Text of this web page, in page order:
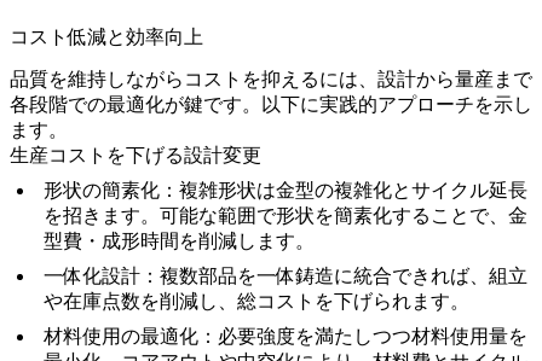
コスト低減と効率向上
品質を維持しながらコストを抑えるには、設計から量産まで
各段階での最適化が鍵です。以下に実践的アプローチを示し
ます。
生産コストを下げる設計変更
形状の簡素化 ：複雑形状は金型の複雑化とサイクル延長
を招きます。可能な範囲で形状を簡素化することで、金
型費・成形時間を削減します。
一体化設計 ：複数部品を一体鋳造に統合できれば、組立
や在庫点数を削減し、総コストを下げられます。
材料使用の最適化 ：必要強度を満たしつつ材料使用量を